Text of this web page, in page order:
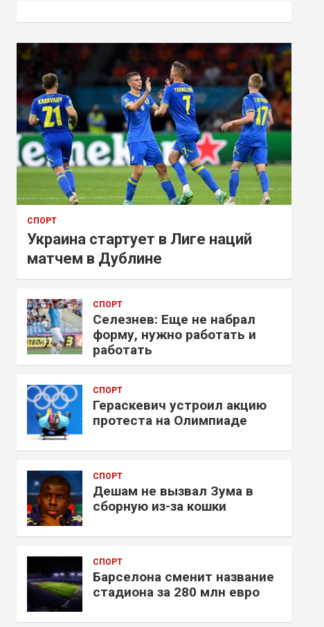
СПОРТ
Украина стартует в Лиге наций
матчем в Дублине
СПОРТ
Селезнев: Еще не набрал
форму, нужно работать и
работать
СПОРТ
Гераскевич устроил акцию
протеста на Олимпиаде
СПОРТ
Дешам не вызвал Зума в
сборную из-за кошки
СПОРТ
Барселона сменит название
стадиона за 280 млн евро